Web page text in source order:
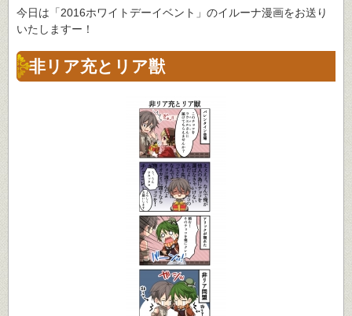
今日は「2016ホワイトデーイベント」のイルーナ漫画をお送り
いたしますー！
非リア充とリア獣